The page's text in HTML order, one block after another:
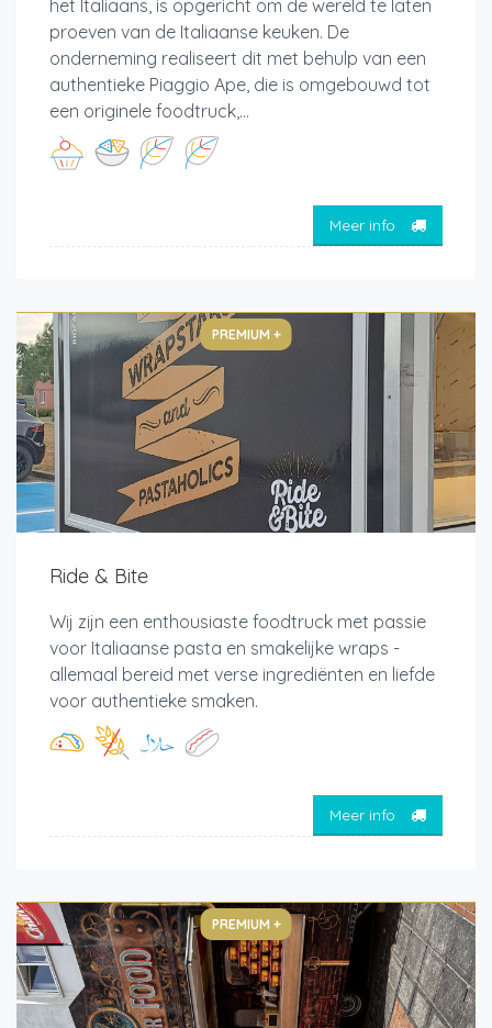
het Italiaans, is opgericht om de wereld te laten
proeven van de Italiaanse keuken. De
onderneming realiseert dit met behulp van een
authentieke Piaggio Ape, die is omgebouwd tot
een originele foodtruck,...
Meer info
PREMIUM +
Ride & Bite
Wij zijn een enthousiaste foodtruck met passie
voor Italiaanse pasta en smakelijke wraps -
allemaal bereid met verse ingrediënten en liefde
voor authentieke smaken.
Meer info
PREMIUM +